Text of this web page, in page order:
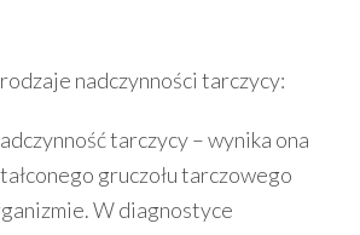
nadczynności tarczycy:
tarczycy – wynika ona
gruczołu tarczowego
W diagnostyce